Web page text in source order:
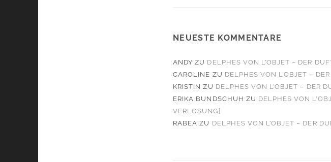
NEUESTE KOMMENTARE
ANDY ZU DELPHES VON L’OBJET – DER
CAROLINE ZU DELPHES VON L’OBJET –
KRISTIN ZU DELPHES VON L’OBJET – DER
ERIKA BUNDSCHUH ZU DELPHES VON
VERLOSUNG]
RABEA ZU DELPHES VON L’OBJET – DER